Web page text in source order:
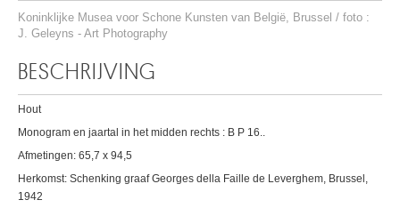
Koninklijke Musea voor Schone Kunsten van België, Brussel / foto :
J. Geleyns - Art Photography
BESCHRIJVING
Hout
Monogram en jaartal in het midden rechts : B P 16..
Afmetingen: 65,7 x 94,5
Herkomst: Schenking graaf Georges della Faille de Leverghem, Brussel,
1942